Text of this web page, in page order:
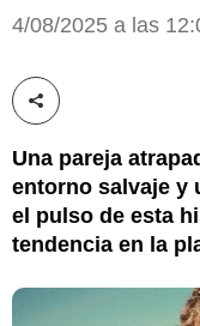
4/08/2025 a las
Compartir esta
Una pareja
entorno salvaje y
el pulso de esta
tendencia en la